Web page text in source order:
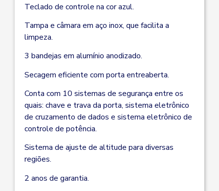
Teclado de controle na cor azul.
Tampa e câmara em aço inox, que facilita a
limpeza.
3 bandejas em alumínio anodizado.
Secagem eficiente com porta entreaberta.
Conta com 10 sistemas de segurança entre os
quais: chave e trava da porta, sistema eletrônico
de cruzamento de dados e sistema eletrônico de
controle de potência.
Sistema de ajuste de altitude para diversas
regiões.
2 anos de garantia.